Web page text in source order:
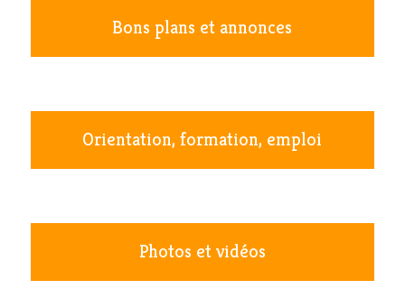
Bons plans et annonces
Orientation, formation, emploi
Photos et vidéos